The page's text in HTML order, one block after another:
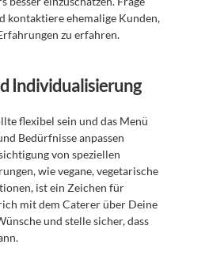
kontaktiere ehemalige Kunden,
zu erfahren.
Individualisierung
flexibel sein und das Menü
Bedürfnisse anpassen
von speziellen
wie vegane, vegetarische
ist ein Zeichen für
mit dem Caterer über Deine
und stelle sicher, dass